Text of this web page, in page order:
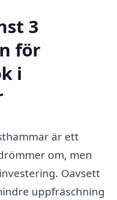
3
för
i
är ett
om, men
Oavsett
uppfräschning